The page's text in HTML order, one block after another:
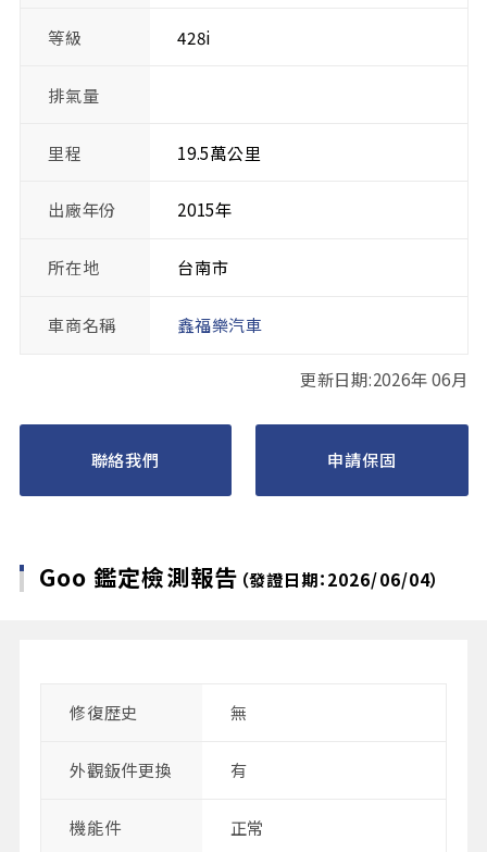
等級 428i
排氣量
里程 19.5萬公里
出廠年份 2015年
所在地 台南市
車商名稱 鑫福樂汽車
更新日期:2026年 06月
聯絡我們 申請保固
Goo 鑑定檢測報告 （發證日期：2026/06/04）
修復歴史 無
外觀鈑件更換 有
機能件 正常